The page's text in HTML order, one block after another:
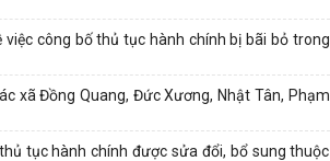
công bố thủ tục hành chính bị bãi bỏ trong
xã Đồng Quang, Đức Xương, Nhật Tân, Phạm
tục hành chính được sửa đổi, bổ sung thuộc